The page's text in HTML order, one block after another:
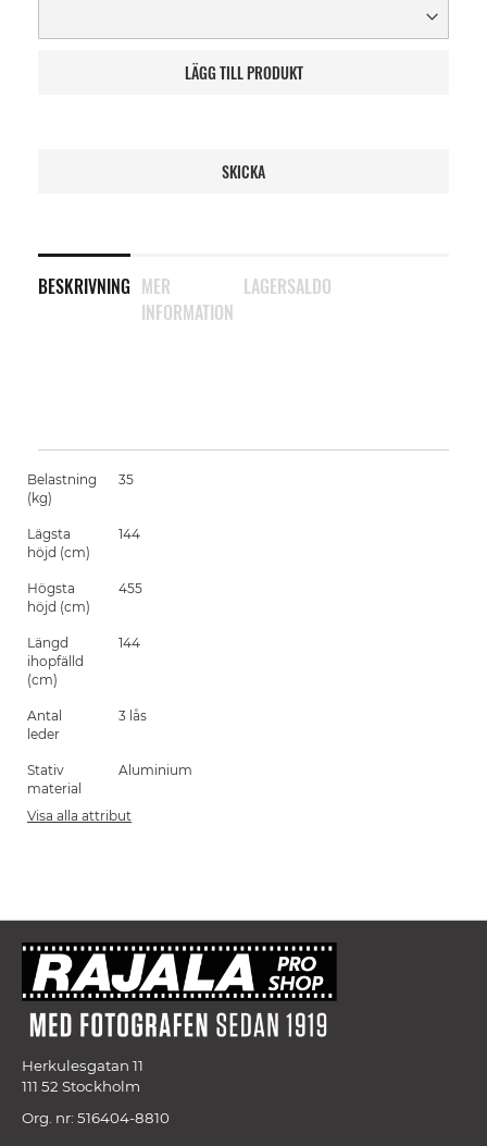
LÄGG TILL PRODUKT
SKICKA
BESKRIVNING MER
INFORMATION
LAGERSALDO
Belastning
(kg)
35
Lägsta
höjd (cm)
144
Högsta
höjd (cm)
455
Längd
ihopfälld
(cm)
144
Antal
leder
3 lås
Stativ
material
Aluminium
Visa alla attribut
Herkulesgatan 11
111 52 Stockholm
Org. nr: 516404-8810